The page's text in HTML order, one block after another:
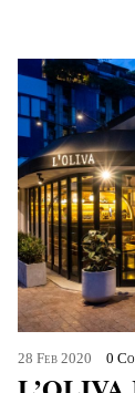
28 Feb 2020 0